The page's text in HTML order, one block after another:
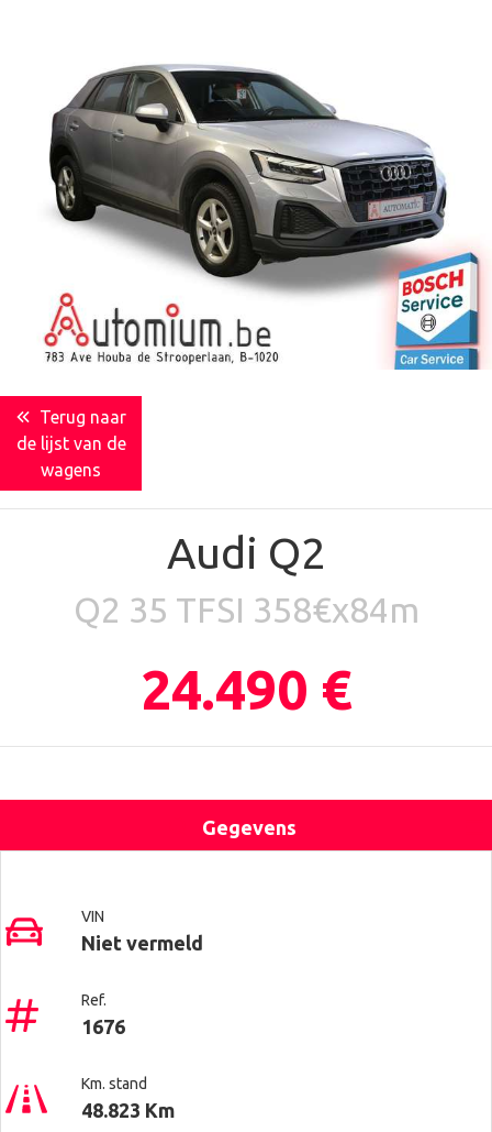
Terug naar
de lijst van de
wagens
Audi Q2
Q2 35 TFSI 358€x84m
24.490 €
Gegevens
VIN
Niet vermeld
Ref.
1676
Km. stand
48.823 Km